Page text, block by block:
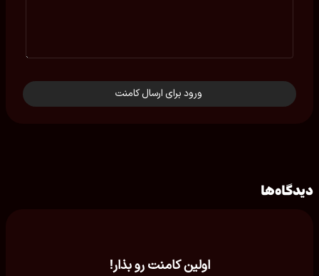
ورود برای ارسال کامنت
دیدگاه‌ها
اولین کامنت رو بذار!